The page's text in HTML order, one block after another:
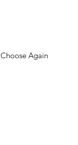
Choose Again